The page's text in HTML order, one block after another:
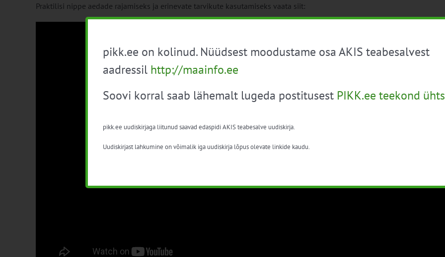
Praktilisi nippe aedade rajamiseks ja erinevate tarvikute kasutamiseks vaata siit:
pikk.ee on kolinud. Nüüdsest moodustame osa AKIS teabesalvest
aadressil http://maainfo.ee
Soovi korral saab lähemalt lugeda postitusest PIKK.ee teekond
pikk.ee uudiskirjaga liitunud saavad edaspidi AKIS teabesalve uudiskirja.
Uudiskirjast lahkumine on võimalik iga uudiskirja lõpus olevate linkide kaudu.